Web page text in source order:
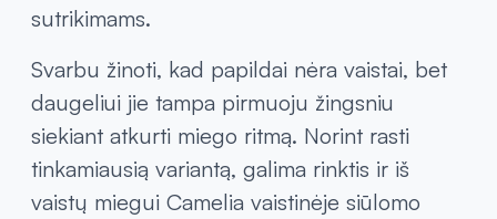
sutrikimams.
Svarbu žinoti, kad papildai nėra vaistai, bet
daugeliui jie tampa pirmuoju žingsniu
siekiant atkurti miego ritmą. Norint rasti
tinkamiausią variantą, galima rinktis ir iš
vaistų miegui Camelia vaistinėje siūlomo